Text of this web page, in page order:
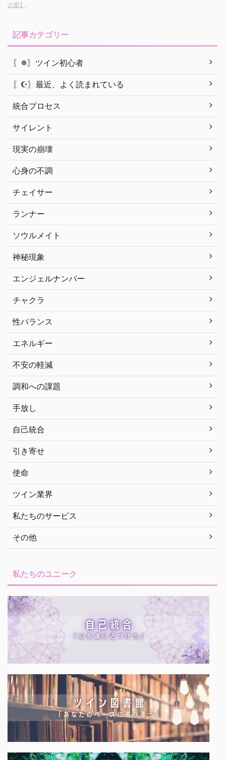
の愛】
記事カテゴリー
〖✵〗ツイン初心者
〖☪︎〗最近、よく読まれている
統合プロセス
サイレント
現実の崩壊
心身の不調
チェイサー
ランナー
ソウルメイト
神秘現象
エンジェルナンバー
チャクラ
性バランス
エネルギー
不安の軽減
調和への課題
手放し
自己統合
引き寄せ
使命
ツイン業界
私たちのサービス
その他
私たちのユニーク